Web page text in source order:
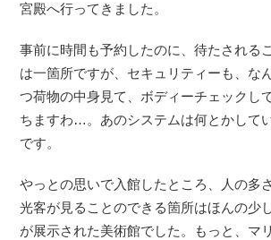
宮殿へ行ってきました。
事前に時間も予約したのに、待たされる
は一箇所ですが、セキュリティーも、な
つ荷物の中身見て、ボディーチェックし
ちますわ…。あのシステムは何とかして
です。
やっとの思いで入館したところ、人の多
光客が見ることのできる箇所はほんの少
が展示された美術館でした。もっと、マ